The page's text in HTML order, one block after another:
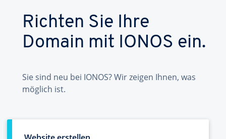
Richten Sie Ihre
Domain mit IONOS ein.
Sie sind neu bei IONOS? Wir zeigen Ihnen, was
möglich ist.